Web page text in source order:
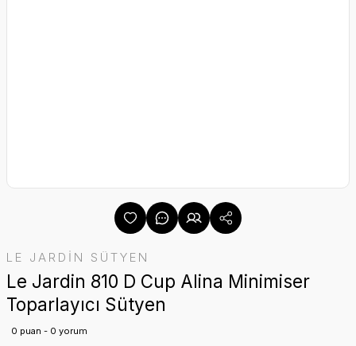
LE JARDİN SÜTYEN
Le Jardin 810 D Cup Alina Minimiser
Toparlayıcı Sütyen
0 puan - 0 yorum